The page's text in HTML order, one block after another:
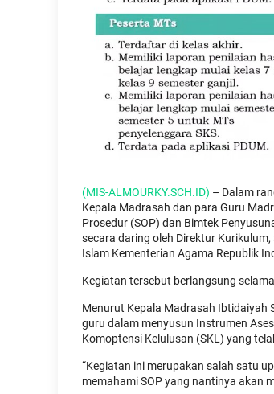
(MIS-ALMOURKY.SCH.ID) – Dalam
Kepala Madrasah dan para Guru
Prosedur (SOP) dan Bimtek
secara daring oleh Direktur
Islam Kementerian Agama Republik
Kegiatan tersebut berlangsung
Menurut Kepala Madrasah Ibtidaiyah
guru dalam menyusun Instrumen
Komoptensi Kelulusan (SKL) yang
“Kegiatan ini merupakan salah satu
memahami SOP yang nantinya akan